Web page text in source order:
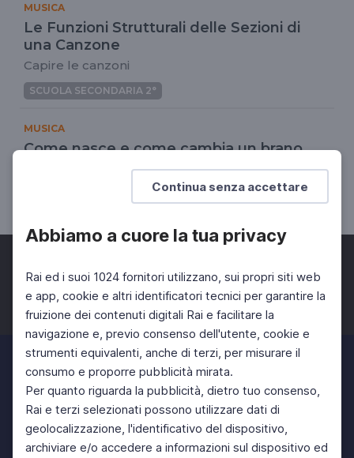
Continua senza accettare
Abbiamo a cuore la tua privacy
Rai ed i suoi 1024 fornitori utilizzano, sui propri siti web
e app, cookie e altri identificatori tecnici per garantire la
fruizione dei contenuti digitali Rai e facilitare la
navigazione e, previo consenso dell'utente, cookie e
strumenti equivalenti, anche di terzi, per misurare il
consumo e proporre pubblicità mirata.
Per quanto riguarda la pubblicità, dietro tuo consenso,
Rai e terzi selezionati possono utilizzare dati di
geolocalizzazione, l'identificativo del dispositivo,
archiviare e/o accedere a informazioni sul dispositivo ed
MUSICA
Le Funzioni Strutturali delle Sezioni di
una Canzone
Capire le canzoni
SCUOLA SECONDARIA 2°
MUSICA
Come nasce e come cambia un brano
Lo sviluppo dell'idea musicale
SCUOLA SECONDARIA 2°
Facebook Twitter Instagram